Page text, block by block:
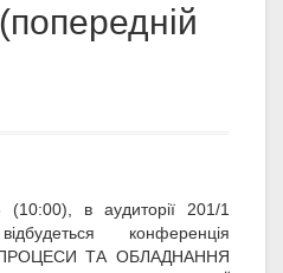
в аудиторії 201/1
конференція
ПРОЦЕСИ ТА ОБЛАДНАННЯ